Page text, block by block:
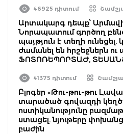
46925 դիտում
Արտակարգ դեպք՝
Նորապատում գործող
պայթյուն է տեղի
ժամանել են հրշեջներն ու
ՖՈՏՈՌԵՊՈՐՏԱԺ,
41375 դիտում
Բլոգեր «Թու-թու-թու
տարածած գովազդի կեղծ
ոստիկանությունը
ստացել. նյութերը
բաժին